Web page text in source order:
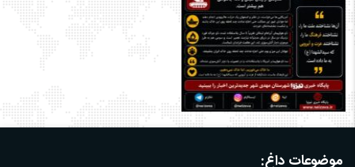
موضوعات داغ: